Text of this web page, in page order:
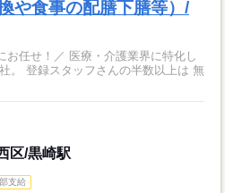
や食事の配膳下膳等）/
お任せ！／ 医療・介護業界に特化し
は 無
区/黒崎駅
支給